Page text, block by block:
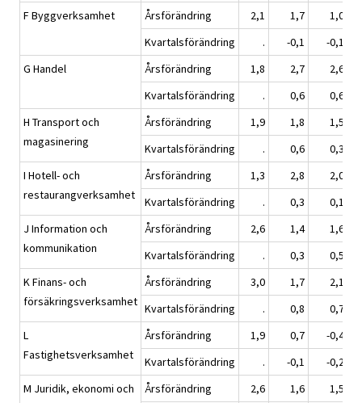
F Byggverksamhet
Årsförändring 2,1 1,7
1,0
Kvartalsförändring
. -0,1
-0,1
G Handel
Årsförändring 1,8 2,7
2,6
Kvartalsförändring
. 0,6
0,6
H Transport och
magasinering
Årsförändring 1,9 1,8
1,5
Kvartalsförändring
. 0,6
0,3
I Hotell- och
restaurangverksamhet
Årsförändring 1,3 2,8
2,0
Kvartalsförändring
. 0,3
0,1
J Information och
kommunikation
Årsförändring 2,6 1,4
1,6
Kvartalsförändring
. 0,3
0,5
K Finans- och
försäkringsverksamhet
Årsförändring 3,0 1,7
2,1
Kvartalsförändring
. 0,8
0,7
L
Fastighetsverksamhet
Årsförändring 1,9 0,7
-0,4
Kvartalsförändring
. -0,1
-0,2
M Juridik, ekonomi och
Årsförändring 2,6 1,6 1,5